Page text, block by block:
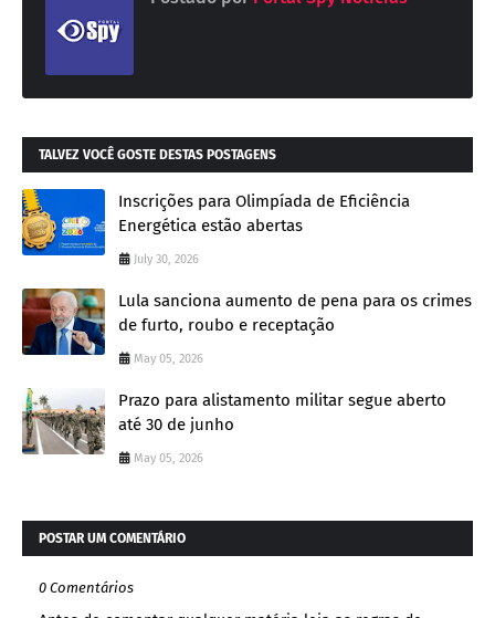
TALVEZ VOCÊ GOSTE DESTAS POSTAGENS
Inscrições para Olimpíada de Eficiência
Energética estão abertas
July 30, 2026
Lula sanciona aumento de pena para os crimes
de furto, roubo e receptação
May 05, 2026
Prazo para alistamento militar segue aberto
até 30 de junho
May 05, 2026
POSTAR UM COMENTÁRIO
0 Comentários